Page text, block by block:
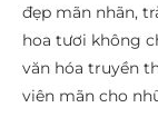
đẹp mãn nhãn,
hoa tươi không
văn hóa truyền
viên mãn cho